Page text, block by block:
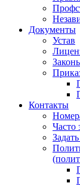
Документы
Устав
Контакты
Часто